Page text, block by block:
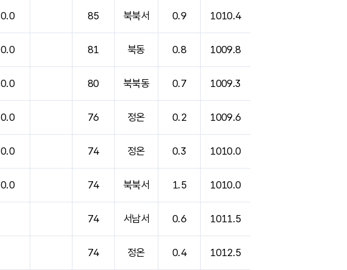
0.0 85 북북서 0.9 1010.4
0.0 81 북동 0.8 1009.8
0.0 80 북북동 0.7 1009.3
0.0 76 정온 0.2 1009.6
0.0 74 정온 0.3 1010.0
0.0 74 북북서 1.5 1010.0
74 서남서 0.6 1011.5
74 정온 0.4 1012.5